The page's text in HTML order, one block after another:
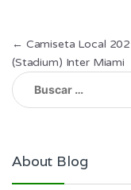
de
entradas
← Camiseta Local
(Stadium) Inter Miami
Buscar:
About Blog